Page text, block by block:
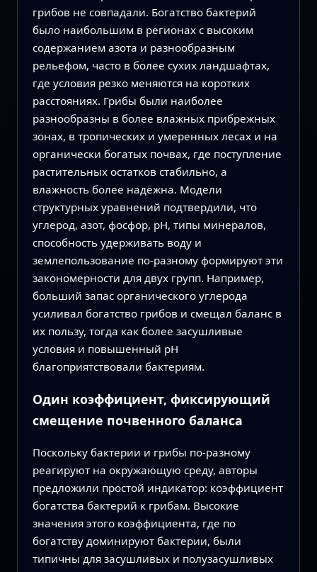
грибов не совпадали. Богатство бактерий
было наибольшим в регионах с высоким
содержанием азота и разнообразным
рельефом, часто в более сухих ландшафтах,
где условия резко меняются на коротких
расстояниях. Грибы были наиболее
разнообразны в более влажных прибрежных
зонах, в тропических и умеренных лесах и на
органически богатых почвах, где поступление
растительных остатков стабильно, а
влажность более надёжна. Модели
структурных уравнений подтвердили, что
углерод, азот, фосфор, pH, типы минералов,
способность удерживать воду и
землепользование по‑разному формируют эти
закономерности для двух групп. Например,
больший запас органического углерода
усиливал богатство грибов и смещал баланс в
их пользу, тогда как более засушливые
условия и повышенный pH
благоприятствовали бактериям.
Один коэффициент, фиксирующий
смещение почвенного баланса
Поскольку бактерии и грибы по‑разному
реагируют на окружающую среду, авторы
предложили простой индикатор: коэффициент
богатства бактерий к грибам. Высокие
значения этого коэффициента, где по
богатству доминируют бактерии, были
типичны для засушливых и полузасушливых